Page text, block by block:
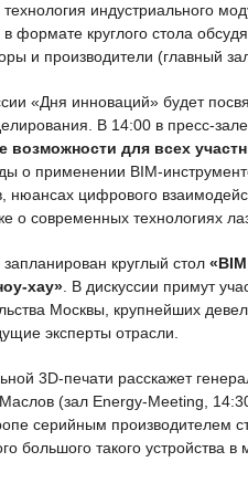
индустриального
формате круглого стола
и производители (главный
«Дня инноваций» будет
В 14:00 в пресс-
возможности для всех
о применении BIM-
нюансах цифрового
о современных технологиях
круглый стол
хау» . В дискуссии примут
Москвы, крупнейших
эксперты отрасли.
3D-печати расскажет
(зал Energy-Meeting,
серийным производителем
большого такого устройства в